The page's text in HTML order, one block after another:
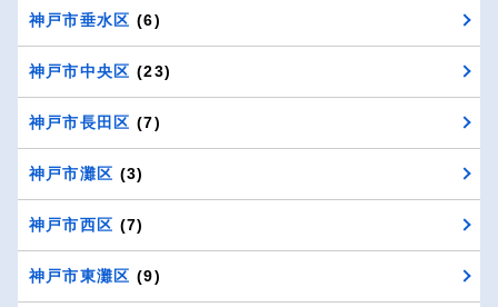
神戸市垂水区 (6)
神戸市中央区 (23)
神戸市長田区 (7)
神戸市灘区 (3)
神戸市西区 (7)
神戸市東灘区 (9)